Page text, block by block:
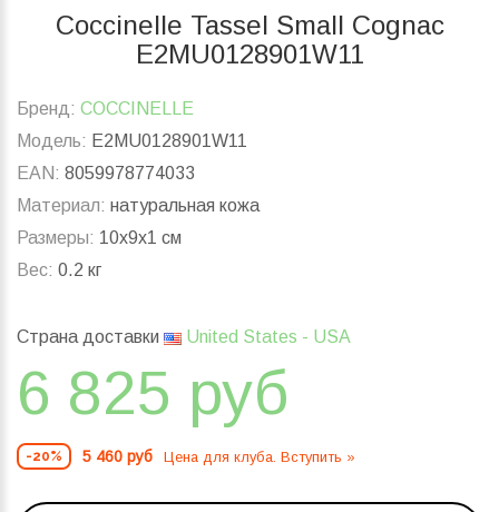
Coccinelle Tassel Small Cognac
E2MU0128901W11
Бренд: COCCINELLE
Модель: E2MU0128901W11
EAN: 8059978774033
Материал: натуральная кожа
Размеры: 10x9x1 см
Вес: 0.2 кг
Страна доставки United States - USA
6 825 руб
-20% 5 460 руб Цена для клуба. Вступить »